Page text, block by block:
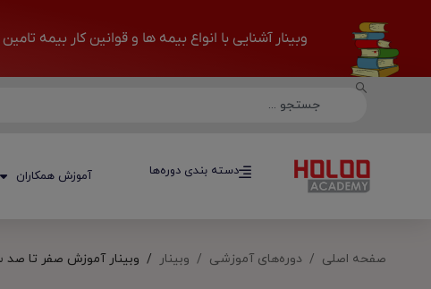
وبینار آشنایی با انواع بیمه ها و قوانین کار بیمه
دسته بندی دوره‌ها آموزش همکاران دسته بندی دوره‌ها
صفحه اصلی دوره‌های آموزشی وبینار وبینار آموزش صفر تا صد